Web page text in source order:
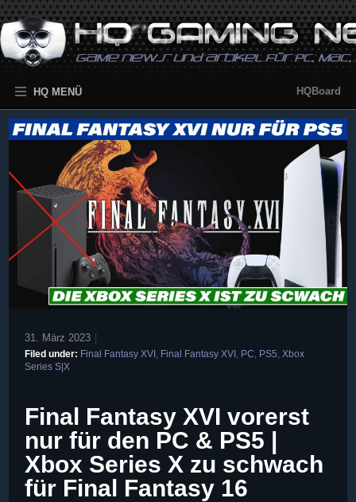
HQ MENÜ HQBoard
31. März 2023 |
Filed under: Final Fantasy XVI Final Fantasy XVI PC PS5 Xbox
Series S|X
Final Fantasy XVI vorerst
nur für den PC & PS5 |
Xbox Series X zu schwach
für Final Fantasy 16